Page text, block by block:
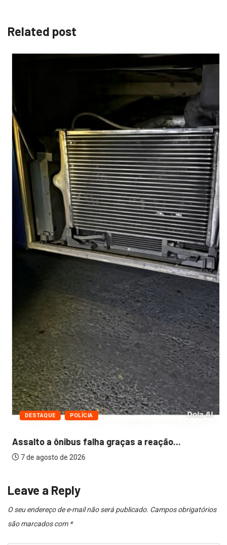
Related post
DESTAQUE POLÍCIA
Assalto a ônibus falha graças a reação...
7 de agosto de 2026
Leave a Reply
O seu endereço de e-mail não será publicado. Campos obrigatórios
são marcados com *